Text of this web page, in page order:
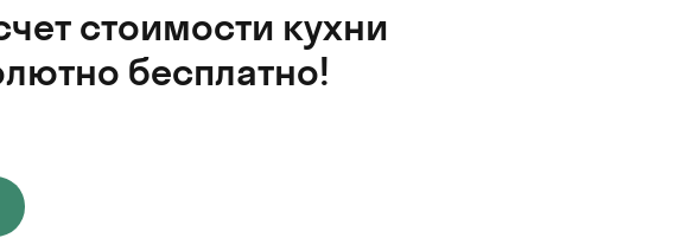
стоимости кухни
бесплатно!